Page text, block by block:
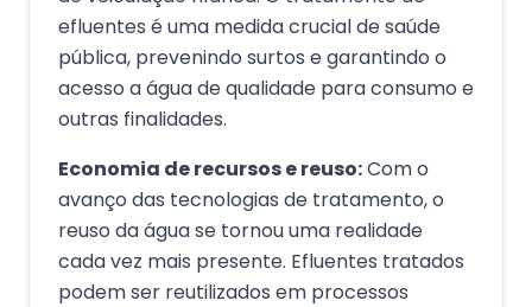
efluentes é uma medida crucial de saúde
pública, prevenindo surtos e garantindo o
acesso a água de qualidade para consumo e
outras finalidades.
Economia de recursos e reuso:Com o
avanço das tecnologias de tratamento, o
reuso da água se tornou uma realidade
cada vez mais presente. Efluentes tratados
podem ser reutilizados em processos